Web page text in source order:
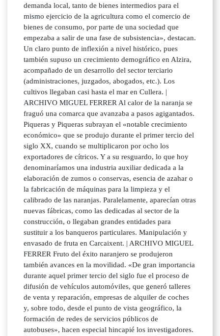
demanda local, tanto de bienes intermedios para el
mismo ejercicio de la agricultura como el comercio de
bienes de consumo, por parte de una sociedad que
empezaba a salir de una fase de subsistencia», destacan.
Un claro punto de inflexión a nivel histórico, pues
también supuso un crecimiento demográfico en Alzira,
acompañado de un desarrollo del sector terciario
(administraciones, juzgados, abogados, etc.). Los
cultivos llegaban casi hasta el mar en Cullera. |
ARCHIVO MIGUEL FERRER Al calor de la naranja se
fraguó una comarca que avanzaba a pasos agigantados.
Piqueras y Piqueras subrayan el «notable crecimiento
económico» que se produjo durante el primer tercio del
siglo XX, cuando se multiplicaron por ocho los
exportadores de cítricos. Y a su resguardo, lo que hoy
denominaríamos una industria auxiliar dedicada a la
elaboración de zumos o conservas, esencia de azahar o
la fabricación de máquinas para la limpieza y el
calibrado de las naranjas. Paralelamente, aparecían otras
nuevas fábricas, como las dedicadas al sector de la
construcción, o llegaban grandes entidades para
sustituir a los banqueros particulares. Manipulación y
envasado de fruta en Carcaixent. | ARCHIVO MIGUEL
FERRER Fruto del éxito naranjero se produjeron
también avances en la movilidad. «De gran importancia
durante aquel primer tercio del siglo fue el proceso de
difusión de vehículos automóviles, que generó talleres
de venta y reparación, empresas de alquiler de coches
y, sobre todo, desde el punto de vista geográfico, la
formación de redes de servicios públicos de
autobuses», hacen especial hincapié los investigadores.